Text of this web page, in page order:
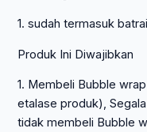
1. sudah termasuk
Produk Ini Diwajibkan
1. Membeli Bubble
etalase produk),
tidak membeli Bubble